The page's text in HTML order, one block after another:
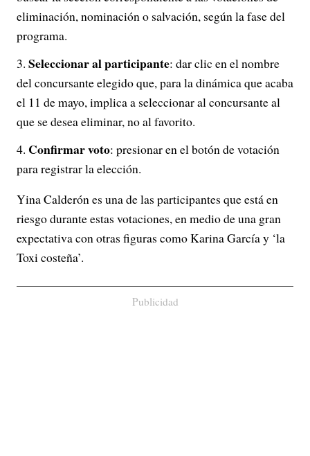
eliminación, nominación o salvación, según la fase del
programa.
Seleccionar al participante: dar clic en el nombre
del concursante elegido que, para la dinámica que acaba
el 11 de mayo, implica a seleccionar al concursante al
que se desea eliminar, no al favorito.
Confirmar voto: presionar en el botón de votación
para registrar la elección.
Yina Calderón es una de las participantes que está en
riesgo durante estas votaciones, en medio de una gran
expectativa con otras figuras como Karina García y ‘la
Toxi costeña’.
Publicidad